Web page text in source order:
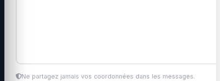
Ne partagez jamais vos coordonnées dans les messages.